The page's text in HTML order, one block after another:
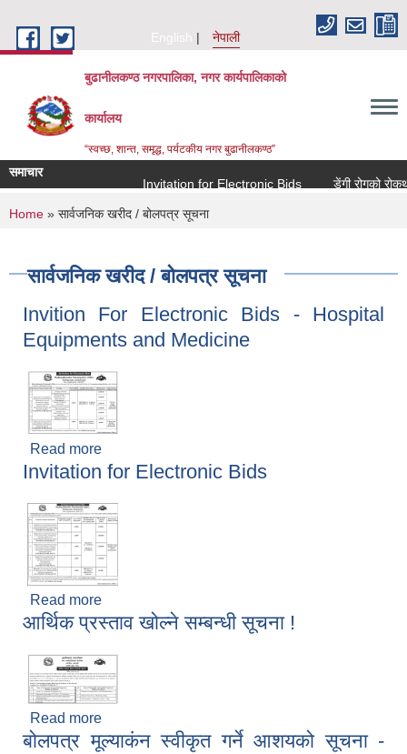
English
नेपाली
बुढानीलकण्ठ नगरपालिका, नगर कार्यपालिकाको
कार्यालय
“स्वच्छ, शान्त, समृद्ध, पर्यटकीय नगर बुढानीलकण्ठ”
समाचार
Invitation for Electronic Bids
डेंगी रोगको
You are here
Home » सार्वजनिक खरीद / बोलपत्र सूचना
सार्वजनिक खरीद / बोलपत्र सूचना
Invition For Electronic Bids - Hospital
Equipments and Medicine
Read more
Equipments and Medicine
Invitation for Electronic Bids
Read more
आर्थिक प्रस्ताव खोल्ने सम्बन्धी सूचना !
Read more
बोलपत्र मूल्याकंन स्वीकृत गर्ने आशयको सूचना -